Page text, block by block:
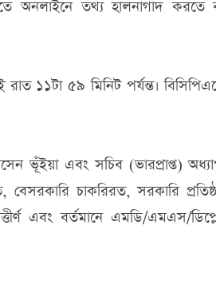
অনলাইনে তথ্য হালনাগাদ করতে
১১টা ৫৯ মিনিট পর্যন্ত।
ভূঁইয়া এবং সচিব (ভারপ্রাপ্ত)
চাকরিরত, সরকারি
এবং বর্তমানে এমডি/এমএস/